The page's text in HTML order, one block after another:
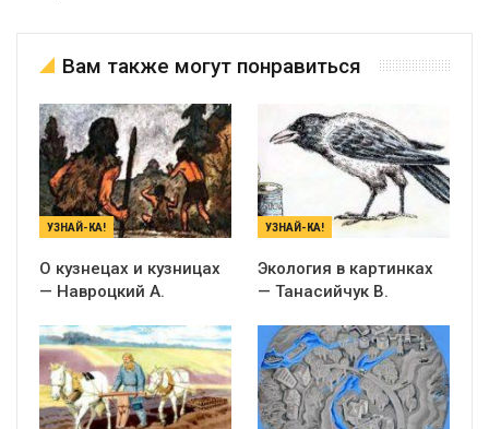
Вам также могут понравиться
УЗНАЙ-КА!
О кузнецах и кузницах
— Навроцкий А.
УЗНАЙ-КА!
Экология в картинках
— Танасийчук В.